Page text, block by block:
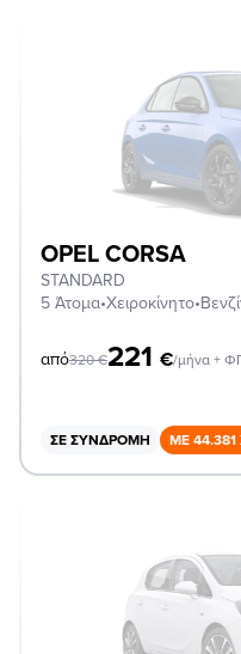
OPEL CORSA
STANDARD
5 Άτομα•Χειροκίνητο•
από320€221 €/μήνα +
ΣΕ ΣΥΝΔΡΟΜΉ ΜΕ